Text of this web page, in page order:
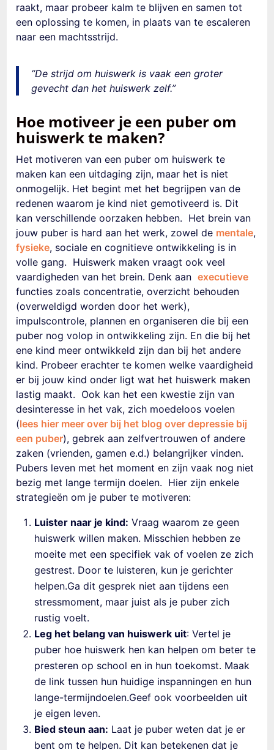
raakt, maar probeer kalm te blijven en samen tot
een oplossing te komen, in plaats van te escaleren
naar een machtsstrijd.
“De strijd om huiswerk is vaak een groter
gevecht dan het huiswerk zelf.”
Hoe motiveer je een puber om
huiswerk te maken?
Het motiveren van een puber om huiswerk te
maken kan een uitdaging zijn, maar het is niet
onmogelijk. Het begint met het begrijpen van de
redenen waarom je kind niet gemotiveerd is. Dit
kan verschillende oorzaken hebben. Het brein van
jouw puber is hard aan het werk, zowel de mentale,
fysieke, sociale en cognitieve ontwikkeling is in
volle gang. Huiswerk maken vraagt ook veel
vaardigheden van het brein. Denk aanexecutieve
functies zoals concentratie, overzicht behouden
(overweldigd worden door het werk),
impulscontrole, plannen en organiseren die bij een
puber nog volop in ontwikkeling zijn. En die bij het
ene kind meer ontwikkeld zijn dan bij het andere
kind. Probeer erachter te komen welke vaardigheid
er bij jouw kind onder ligt wat het huiswerk maken
lastig maakt. Ook kan het een kwestie zijn van
desinteresse in het vak, zich moedeloos voelen
(lees hier meer over bij het blog over depressie bij
een puber), gebrek aan zelfvertrouwen of andere
zaken (vrienden, gamen e.d.) belangrijker vinden.
Pubers leven met het moment en zijn vaak nog niet
bezig met lange termijn doelen. Hier zijn enkele
strategieën om je puber te motiveren:
Luister naar je kind: Vraag waarom ze geen
huiswerk willen maken. Misschien hebben ze
moeite met een specifiek vak of voelen ze zich
gestrest. Door te luisteren, kun je gerichter
helpen.Ga dit gesprek niet aan tijdens een
stressmoment, maar juist als je puber zich
rustig voelt.
Leg het belang van huiswerk uit: Vertel je
puber hoe huiswerk hen kan helpen om beter te
presteren op school en in hun toekomst. Maak
de link tussen hun huidige inspanningen en hun
lange-termijndoelen.Geef ook voorbeelden uit
je eigen leven.
Bied steun aan: Laat je puber weten dat je er
bent om te helpen. Dit kan betekenen dat je